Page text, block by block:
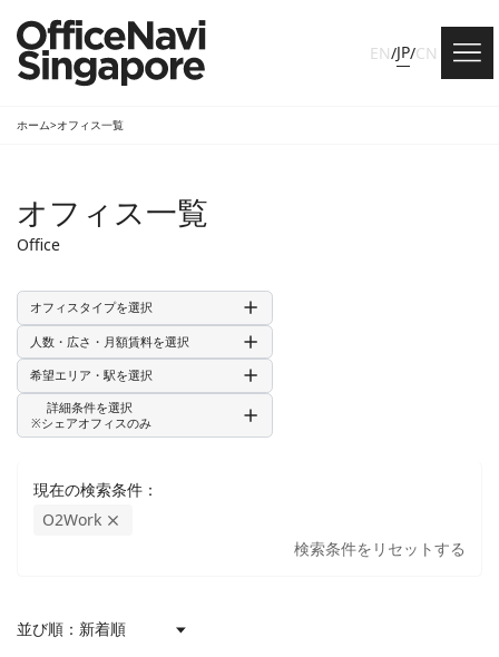
EN/JP/CN
ホーム>オフィス一覧
オフィス一覧
Office
オフィスタイプを選択
人数・広さ・月額賃料を選択
希望エリア・駅を選択
詳細条件を選択
※シェアオフィスのみ
現在の検索条件：
O2Work
検索条件をリセットする
並び順：